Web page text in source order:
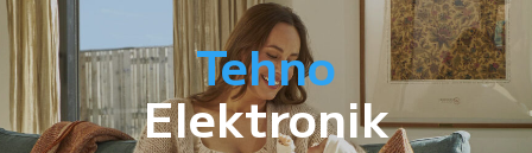
Tehno
Elektronik